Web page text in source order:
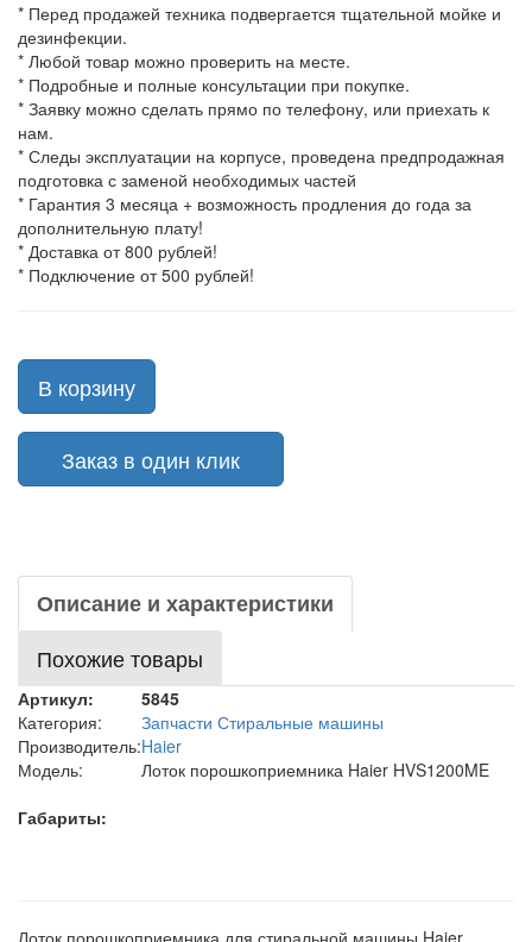
* Перед продажей техника подвергается тщательной мойке и
дезинфекции.
* Любой товар можно проверить на месте.
* Подробные и полные консультации при покупке.
* Заявку можно сделать прямо по телефону, или приехать к
нам.
* Следы эксплуатации на корпусе, проведена предпродажная
подготовка с заменой необходимых частей
* Гарантия 3 месяца + возможность продления до года за
дополнительную плату!
* Доставка от 800 рублей!
* Подключение от 500 рублей!
В корзину
Заказ в один клик
Описание и характеристики
Похожие товары
Артикул:
5845
Категория:
Запчасти Стиральные машины
Производитель:Haier
Модель:
Лоток порошкоприемника Haier HVS1200ME
Габариты:
Лоток порошкоприемника для стиральной машины Haier